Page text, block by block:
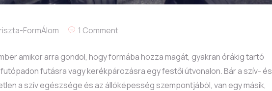
FormÁlom 1 Comment
amikor arra gondol, hogy formába hozza magát, gyakran órákig tartó
futásra vagy kerékpározásra egy festői útvonalon. Bár a szív- és
a szív egészsége és az állóképesség szempontjából, van egy másik,